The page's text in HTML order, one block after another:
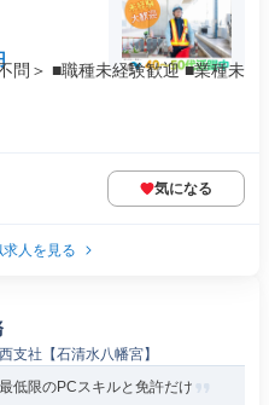
問＞ ■職種未経験歓迎 ■業種未
気になる
人を見る
社【石清水八幡宮】
低限のPCスキルと免許だけ